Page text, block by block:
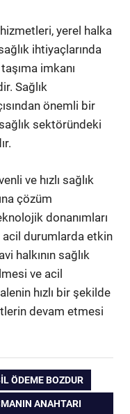
yerel halka
ihtiyaçlarında
imkanı
Sağlık
önemli bir
sektöründeki
ve hızlı sağlık
çözüm
donanımları
acil durumlarda etkin
halkının sağlık
ve acil
hızlı bir şekilde
devam etmesi
ÖDEME BOZDUR
ANAHTARI